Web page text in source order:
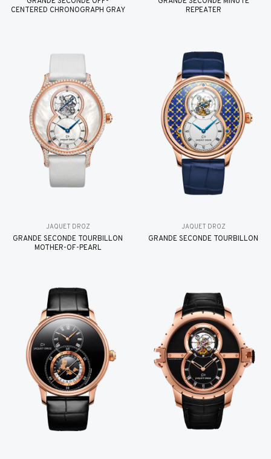
CENTERED CHRONOGRAPH GRAY
REPEATER
JAQUET DROZ
GRANDE SECONDE TOURBILLON
MOTHER-OF-PEARL
JAQUET DROZ
GRANDE SECONDE TOURBILLON